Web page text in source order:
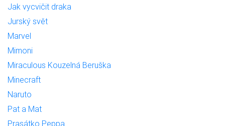
Jak vycvičit draka
Jurský svět
Marvel
Mimoni
Miraculous Kouzelná Beruška
Minecraft
Naruto
Pat a Mat
Prasátko Peppa